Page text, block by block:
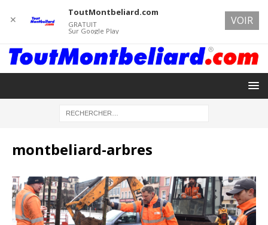
montbeliard-arbres
✕
ToutMontbeliard.com
GRATUIT
Sur Google Play
VOIR